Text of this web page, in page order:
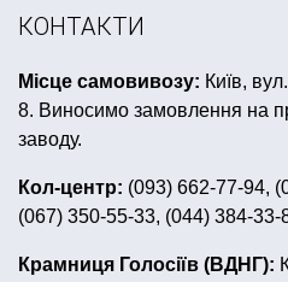
купити хлопушки
шапки у вигляді тварин
купити новорічні костюми
павук на хелловін
вечірка
купити маски на хелловін
день народження в стилі
КОНТАКТИ
Місце самовивозу: Київ,
8. Виносимо замовлення на
заводу.
Кол-центр: (093) 662-77-94,
(067) 350-55-33, (044) 384-33-
Крамниця Голосіїв (ВДНГ):